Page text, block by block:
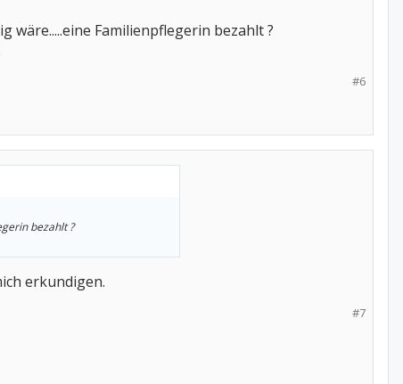
wäre.....eine Familienpflegerin bezahlt ?
#6
bezahlt ?
erkundigen.
#7